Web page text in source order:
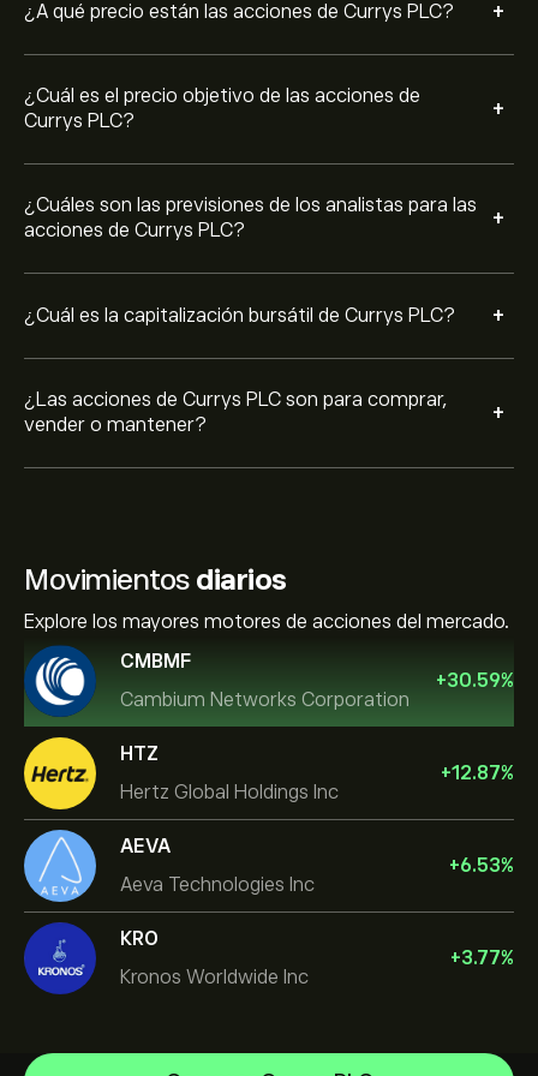
¿A qué precio están las acciones de Currys PLC? +
¿Cuál es el precio objetivo de las acciones de
Currys PLC?
+
¿Cuáles son las previsiones de los analistas para las
acciones de Currys PLC?
+
¿Cuál es la capitalización bursátil de Currys PLC? +
¿Las acciones de Currys PLC son para comprar,
vender o mantener?
+
Movimientos diarios
Explore los mayores motores de acciones del mercado.
CMBMF
Cambium Networks Corporation
+30.59%
HTZ
Hertz Global Holdings Inc
+12.87%
AEVA
Aeva Technologies Inc
+6.53%
KRO
Kronos Worldwide Inc
+3.77%